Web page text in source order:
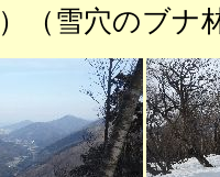
（雪穴のブナ